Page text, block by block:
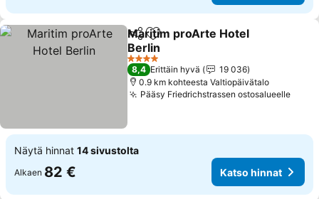
Jaa Lisää suosikkeihin
Maritim proArte Hotel
Berlin
4 Tähtiluokitus
8,4 Erittäin hyvä
19 036
0.9 km kohteesta Valtiopäivätalo
Pääsy Friedrichstrassen ostosalueelle
Näytä hinnat 14 sivustolta
Alkaen 82 € Katso hinnat